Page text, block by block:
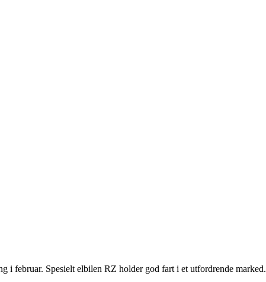
i februar. Spesielt elbilen RZ holder god fart i et utfordrende marked.